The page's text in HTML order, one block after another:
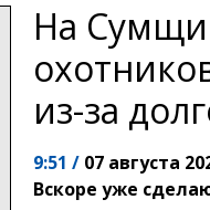
На
из-за
9:51 / 07 августа
Вскоре уже